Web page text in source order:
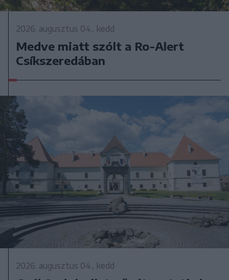
2026. augusztus 04., kedd
Medve miatt szólt a Ro-Alert
Csíkszeredában
2026. augusztus 04., kedd